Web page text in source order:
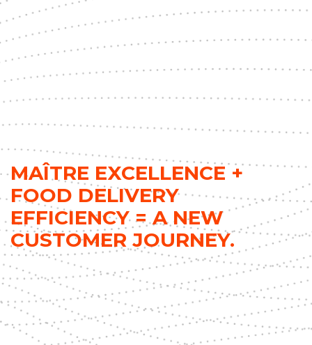
MAÎTRE EXCELLENCE +
FOOD DELIVERY
EFFICIENCY = A NEW
CUSTOMER JOURNEY.